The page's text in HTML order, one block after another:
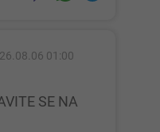
01:00